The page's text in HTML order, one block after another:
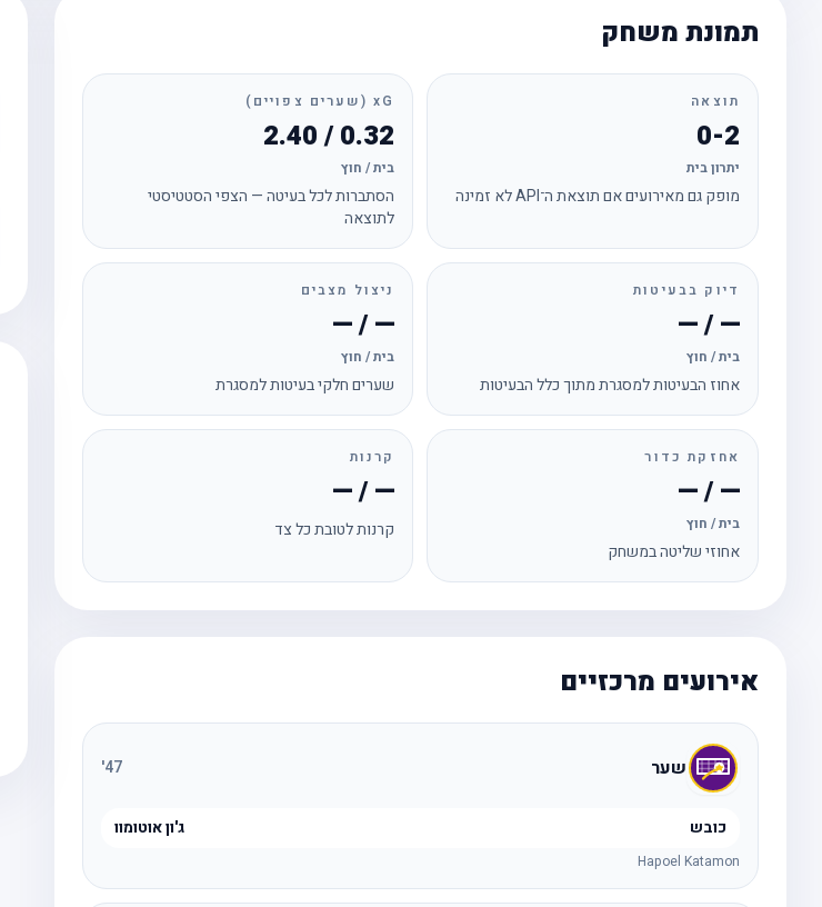
תמונת משחק
תוצאה
0-2
יתרון בית
מופק גם מאירועים אם תוצאת ה־API לא זמינה
xG (שערים צפויים)
0.32 / 2.40
בית / חוץ
הסתברות לכל בעיטה — הצפי הסטטיסטי
לתוצאה
דיוק בבעיטות
— / —
בית / חוץ
אחוז הבעיטות למסגרת מתוך כלל הבעיטות
ניצול מצבים
— / —
בית / חוץ
שערים חלקי בעיטות למסגרת
אחזקת כדור
— / —
בית / חוץ
אחוזי שליטה במשחק
קרנות
— / —
קרנות לטובת כל צד
אירועים מרכזיים
שער 47
'
כובש ג'ון אוטומוו
Hapoel Katamon